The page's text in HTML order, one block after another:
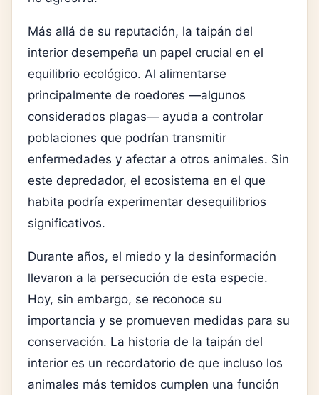
Más allá de su reputación, la taipán del
interior desempeña un papel crucial en el
equilibrio ecológico. Al alimentarse
principalmente de roedores —algunos
considerados plagas— ayuda a controlar
poblaciones que podrían transmitir
enfermedades y afectar a otros animales. Sin
este depredador, el ecosistema en el que
habita podría experimentar desequilibrios
significativos.
Durante años, el miedo y la desinformación
llevaron a la persecución de esta especie.
Hoy, sin embargo, se reconoce su
importancia y se promueven medidas para su
conservación. La historia de la taipán del
interior es un recordatorio de que incluso los
animales más temidos cumplen una función